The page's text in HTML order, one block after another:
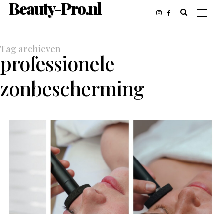
Beauty-Pro.nl
Tag archieven
professionele
zonbescherming